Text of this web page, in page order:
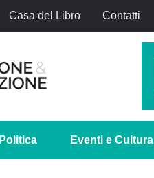
Casa del Libro Contatti
Politica Eventi e Cultura